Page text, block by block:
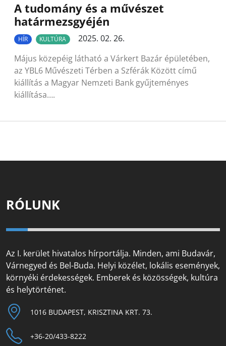
A tudomány és a művészet
határmezsgyéjén
HÍR KULTÚRA
2025. 02. 26.
Május közepéig látható a Várkert Bazár épületében,
az YBL6 Művészeti Térben a Szférák Között című
kiállítás a Magyar Nemzeti Bank gyűjteményes
kiállítása….
RÓLUNK
Az I. kerület hivatalos hírportálja. Minden, ami Budavár,
Várnegyed és Bel-Buda. Helyi közélet, lokális események,
környéki érdekességek. Emberek és közösségek, kultúra
és helytörténet.
1016 BUDAPEST, KRISZTINA KRT. 73.
+36-20/433-8222